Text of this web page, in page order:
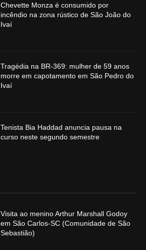
Chevette Monza é consumido por
incêndio na zona rústico de São João do
Ivaí
Tragédia na BR-369: mulher de 59 anos
morre em capotamento em São Pedro do
Ivaí
Tenista Bia Haddad anuncia pausa na
curso neste segundo semestre
Visita ao menino Arthur Marshall Godoy
em São Carlos-SC (Comunidade de São
Sebastião)